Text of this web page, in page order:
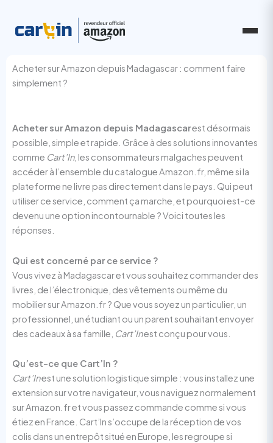
contenu
Acheter sur Amazon depuis Madagascar : comment faire
simplement ?
Acheter sur Amazon depuis Madagascarest désormais
possible, simple et rapide. Grâce à des solutions innovantes
comme Cart’In, les consommateurs malgaches peuvent
accéder à l’ensemble du catalogue Amazon.fr, même si la
plateforme ne livre pas directement dans le pays. Qui peut
utiliser ce service, comment ça marche, et pourquoi est-ce
devenu une option incontournable ? Voici toutes les
réponses.
Qui est concerné par ce service ?
Vous vivez à Madagascar et vous souhaitez commander des
livres, de l’électronique, des vêtements ou même du
mobilier sur Amazon.fr ? Que vous soyez un particulier, un
professionnel, un étudiant ou un parent souhaitant envoyer
des cadeaux à sa famille, Cart’Inest conçu pour vous.
Qu’est-ce que Cart’In ?
Cart’Inest une solution logistique simple : vous installez une
extension sur votre navigateur, vous naviguez normalement
sur Amazon.fr et vous passez commande comme si vous
étiez en France. Cart’In s’occupe de la réception de vos
colis dans un entrepôt situé en Europe, les regroupe si